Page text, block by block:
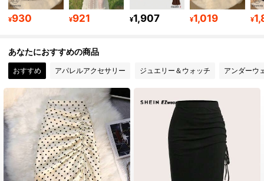
3.3M フォロワー
4.91 3.3M フォロワー
3.3M フォロワー
4.91 3.3M フォロワー
4.91 3.3M フォロワー
¥930 ¥921 ¥1,907 ¥1,019 ¥
あなたにおすすめの商品
おすすめ アパレルアクセサリー ジュエリー＆ウォッチ アンダーウ